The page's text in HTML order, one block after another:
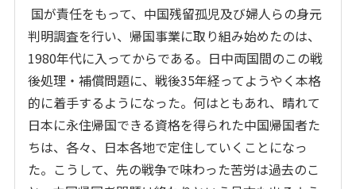
国が責任をもって、中国残留孤児及び婦人らの身元
判明調査を行い、帰国事業に取り組み始めたのは、
1980年代に入ってからである。日中両国間のこの戦
後処理・補償問題に、戦後35年経ってようやく本格
的に着手するようになった。何はともあれ、晴れて
日本に永住帰国できる資格を得られた中国帰国者た
ちは、各々、日本各地で定住していくことになっ
た。こうして、先の戦争で味わった苦労は過去のこ